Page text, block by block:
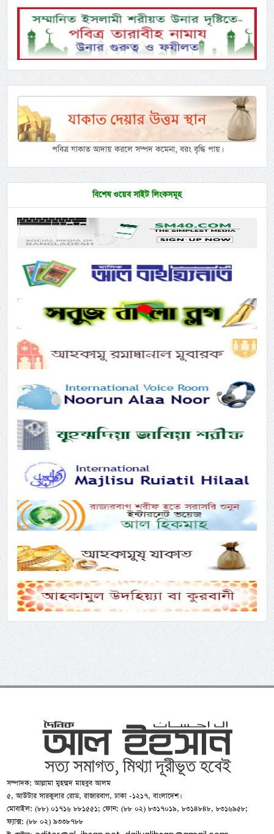
পবিত্র যাকাত আদায় করলে সম্পদ কমেনা, বরং বৃদ্ধি পায়।
বিশেষ ওয়েব সাইট লিংকসমূহ
সম্পাদক: আল্লামা মুহম্মদ মাহবুব আলম
৫, আউটার সারকুলার রোড, রাজারবাগ, ঢাকা -১২১৭, বাংলাদেশ।
মোবাইল: (৮৮) ০১৭১৬ ৮৮১৫৫১; ফোন: (৮৮ ০২) ৮৩১৭০১৯, ৮৩১৪৮৪৮, ৮৩১৬৯৫৮;
ফ্যাক্স: (৮৮ ০২) ৯৩৩৮৭৮৮